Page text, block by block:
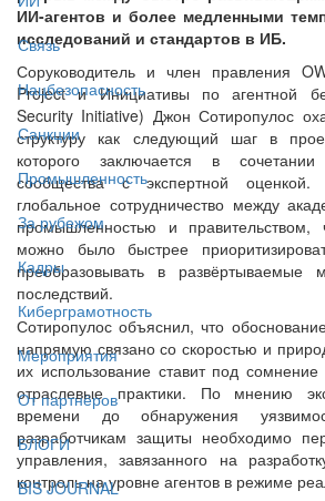
Связь
Нацбезопасность
Санкции
Промышленность
За рубежом
Кадры
Киберграмотность
Мероприятия
От партнёров
БЛОГИ
BIS JOURNAL
ИИ-агентов и более медленными
исследований и стандартов в ИБ.
Соруководитель и член правления
Project и Инициативы по агентной
Security Initiative) Джон Сотиропулос
структуру как следующий шаг в
которого заключается в
сообщества с экспертной
глобальное сотрудничество между
промышленностью и правительством,
можно было быстрее
преобразовывать в
последствий.
Сотиропулос объяснил, что
напрямую связано со скоростью и
их использование ставит под
отраслевые практики. По мнению
времени до обнаружения
разработчикам защиты необходимо
управления, завязанного на
контроль на уровне агентов в режиме